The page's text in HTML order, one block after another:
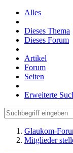
Alles
Dieses Thema
Dieses Forum
Artikel
Forum
Seiten
Erweiterte
Glaukom-
Mitglieder